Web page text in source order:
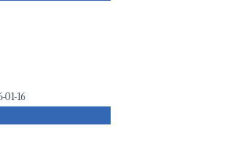
01-16